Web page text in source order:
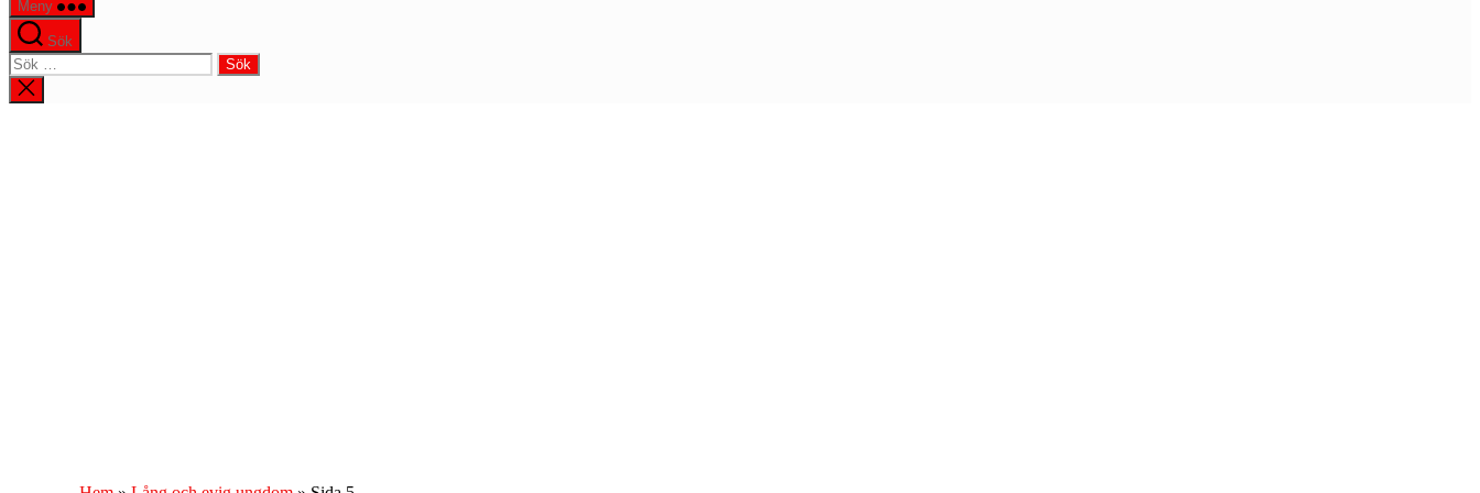
Meny
Sök
Sök
efter:
Stäng
sökningen